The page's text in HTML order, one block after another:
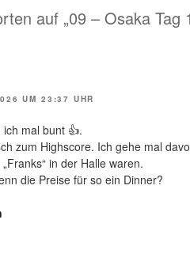
auf „09 – Osaka Tag
UM 23:37 UHR
ich mal bunt 👍.
zum Highscore. Ich gehe mal
in der Halle waren.
die Preise für so ein Dinner?